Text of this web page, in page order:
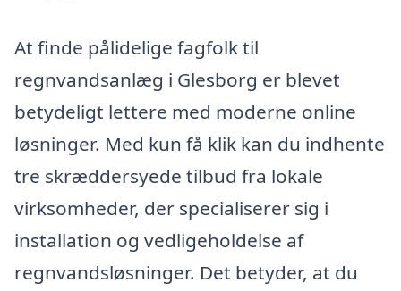
At finde pålidelige fagfolk til
regnvandsanlæg i Glesborg er blevet
betydeligt lettere med moderne online
løsninger. Med kun få klik kan du indhente
tre skræddersyede tilbud fra lokale
virksomheder, der specialiserer sig i
installation og vedligeholdelse af
regnvandsløsninger. Det betyder, at du